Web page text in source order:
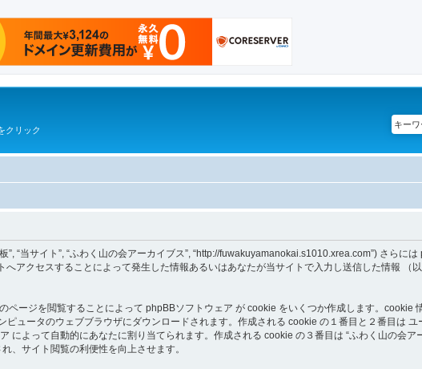
クリック
”, “当サイト”, “ふわく山の会アーカイブス”, “http://fuwakuyamanokai.s1010.xrea.com”) さらに
へアクセスすることによって発生した情報あるいはあなたが当サイトで入力し送信した情報 （
ページを閲覧することによって phpBBソフトウェア が cookie をいくつか作成します。cookie
ュータのウェブブラウザにダウンロードされます。作成される cookie の１番目と２番目は ユ
によって自動的にあなたに割り当てられます。作成される cookie の３番目は “ふわく山の会ア
、サイト閲覧の利便性を向上させます。